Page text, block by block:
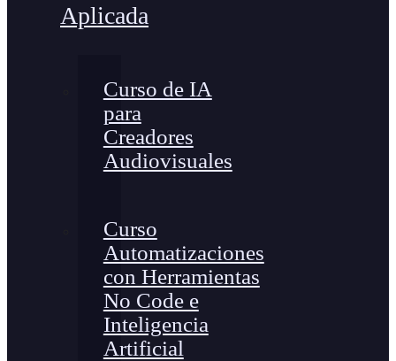
Aplicada
Curso de IA
para
Creadores
Audiovisuales
Curso
Automatizaciones
con Herramientas
No Code e
Inteligencia
Artificial